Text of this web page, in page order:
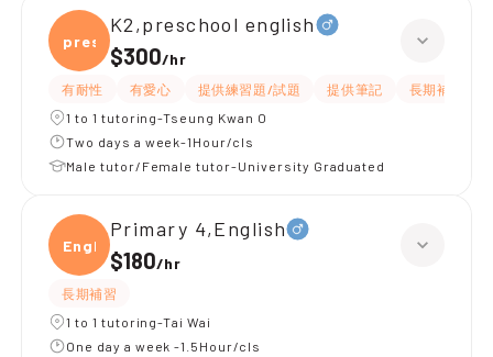
presc
K2,preschool english
$300/hr
有耐性 有愛心 提供練習題/試題 提供筆記
長期補習
1 to 1 tutoring-Tseung Kwan O
Two days a week-1Hour/cls
Male tutor/Female tutor-University Graduated
Engli
Primary 4,English
$180/hr
長期補習
1 to 1 tutoring-Tai Wai
One day a week -1.5Hour/cls